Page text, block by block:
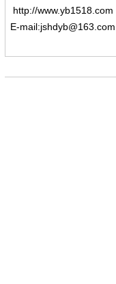
http://www.yb1518.com
E-mail:jshdyb@163.com